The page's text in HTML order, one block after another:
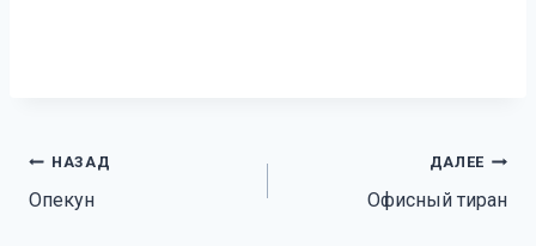
Навигация
по
НАЗАД
Опекун
ДАЛЕЕ
Офисный тиран